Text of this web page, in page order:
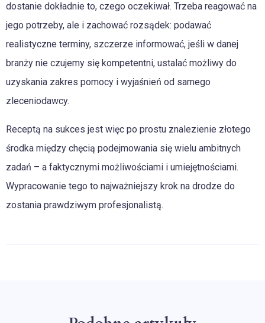
dostanie dokładnie to, czego oczekiwał. Trzeba reagować na
jego potrzeby, ale i zachować rozsądek: podawać
realistyczne terminy, szczerze informować, jeśli w danej
branży nie czujemy się kompetentni, ustalać możliwy do
uzyskania zakres pomocy i wyjaśnień od samego
zleceniodawcy.
Receptą na sukces jest więc po prostu znalezienie złotego
środka między chęcią podejmowania się wielu ambitnych
zadań – a faktycznymi możliwościami i umiejętnościami.
Wypracowanie tego to najważniejszy krok na drodze do
zostania prawdziwym profesjonalistą.